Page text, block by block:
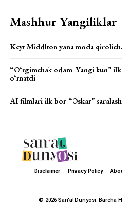
Mashhur Yangiliklar
Keyt Middlton yana moda
“O‘rgimchak odam: Yangi kun”
o‘rnatdi
AI filmlari ilk bor “Oskar”
Disclaimer Privacy Policy
© 2026 San'at Dunyosi. Barcha